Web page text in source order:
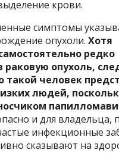
крови.
симптомы
опухоли.Хотя
редко
раковую опухоль,
такой человек
людей,
и для владельца,
инфекционные
сказывают на